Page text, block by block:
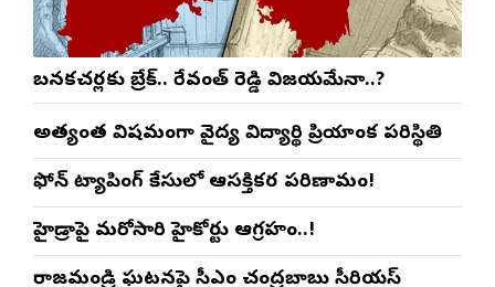
బనకచర్లకు బ్రేక్.. రేవంత్ రెడ్డి విజయమేనా..?
అత్యంత విషమంగా వైద్య విద్యార్థిని ప్రియాంక పరిస్థితి
ఫోన్ ట్యాపింగ్ కేసులో ఆసక్తికర పరిణామం!
హైడ్రాపై మరోసారి హైకోర్టు ఆగ్రహం..!
రాజమండ్రి ఘటనపై సీఎం చంద్రబాబు సీరియస్